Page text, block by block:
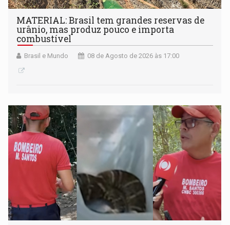
MATERIAL: Brasil tem grandes reservas de
urânio, mas produz pouco e importa
combustível
Brasil e Mundo 08 de Agosto de 2026 às 17:00